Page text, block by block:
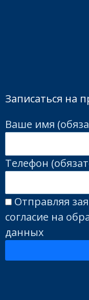
Записаться на
Ваше имя
Телефон
Отправляя
согласие на
данных